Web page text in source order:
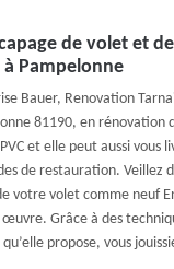
de volet et
Pampelonne
Bauer, Renovation
81190, en rénovation
et elle peut aussi vous
de restauration. Veillez
votre volet comme neuf
Grâce à des
propose, vous